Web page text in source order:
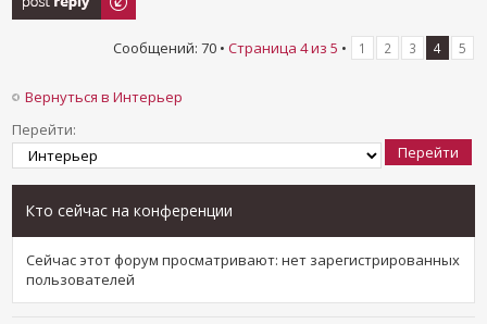
Сообщений: 70 • Страница 4из 5 • 1 2 3 4 5
Вернуться в Интерьер
Перейти:
Кто сейчас на конференции
Сейчас этот форум просматривают: нет зарегистрированных
пользователей